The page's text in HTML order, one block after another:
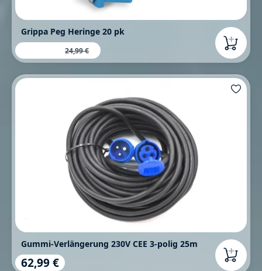
Grippa Peg Heringe 20 pk
Verkaufspreis:Regulärer Preis:
24,99 €
Gummi-Verlängerung 230V CEE 3-polig 25m
Regulärer Preis:
62,99 €